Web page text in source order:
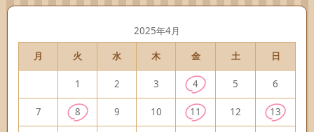
2025年4月
月
火 水 木 金 土 日
1 2 3 4 5 6
7 8 9 10 11 12 13